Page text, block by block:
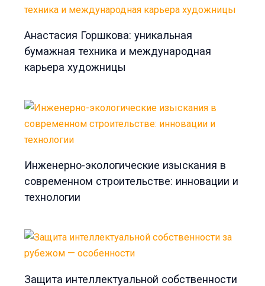
Анастасия Горшкова: уникальная
бумажная техника и международная
карьера художницы
Инженерно-экологические изыскания в
современном строительстве: инновации и
технологии
Защита интеллектуальной собственности